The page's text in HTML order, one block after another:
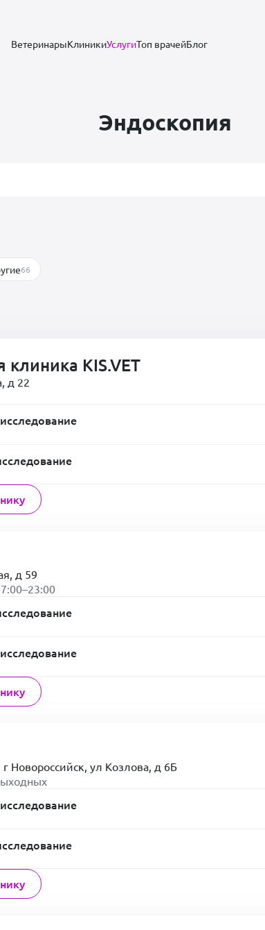
ВетеринарыКлиникиУслугиТоп врачейБлог
Эндоскопия
66
клиника KIS.VET
д 22
д 59
Новороссийск, ул Козлова, д 6Б